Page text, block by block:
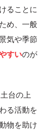
ることに
め、一般
気や季節
すいのが
台の上
る活動を
物を助け